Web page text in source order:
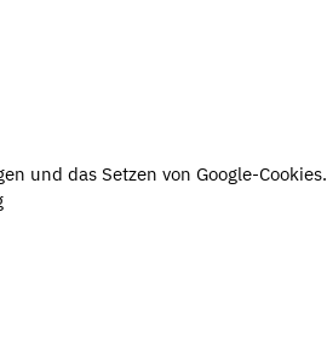
und das Setzen von Google-Cookies.